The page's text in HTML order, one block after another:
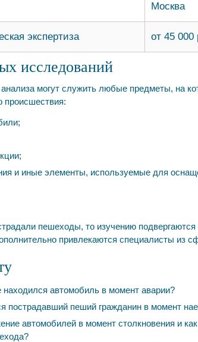
Москва
экспертиза от 45 000
исследований
анализа могут служить любые предметы, на
происшествия:
и иные элементы, используемые для
пешеходы, то изучению
привлекаются специалисты из
находился автомобиль в момент аварии?
пострадавший пеший гражданин в момент
автомобилей в момент столкновения и